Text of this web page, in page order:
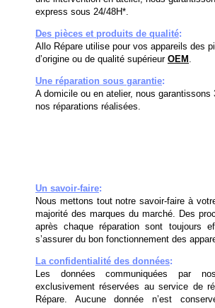
express sous 24/48H*.
Des pièces et produits de qualité:
Allo Répare utilise pour vos appareils des
d’origine ou de qualité supérieur OEM
Une réparation sous garantie:
A domicile ou en atelier, nous garantissons
nos réparations réalisées.
Un savoir-faire:
Nous mettons tout notre savoir-faire à
majorité des marques du marché. Des
après chaque réparation sont toujours
s’assurer du bon fonctionnement des
La confidentialité des données:
Les données communiquées par
exclusivement réservées au service de
Répare. Aucune donnée n’est